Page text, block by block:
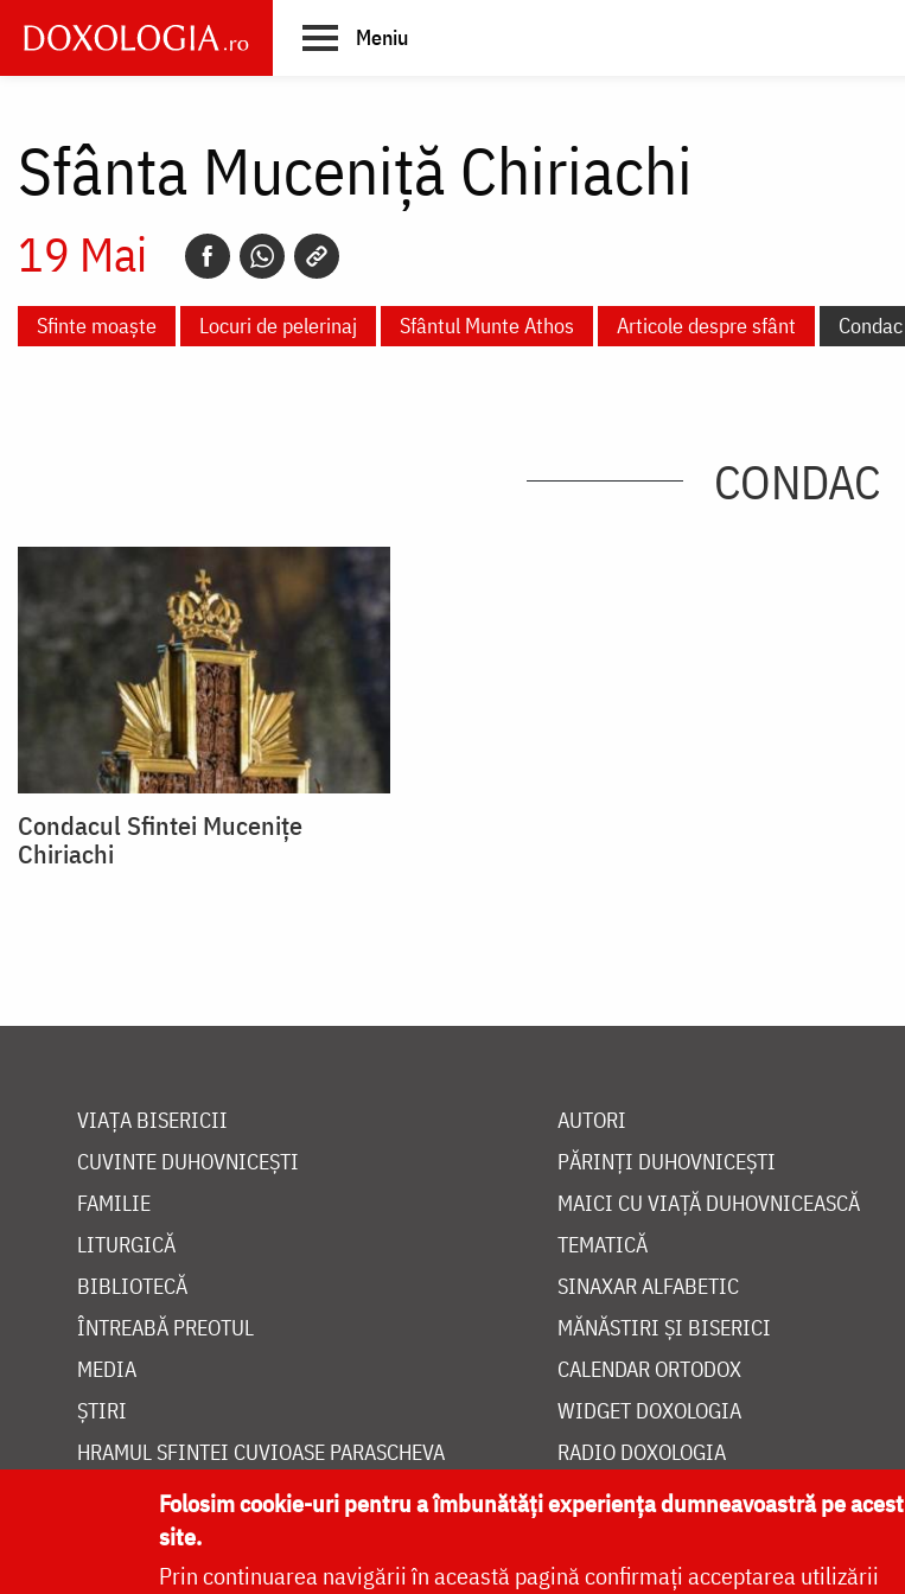
main
Meniu
Sfânta Muceniță Chiriachi
19 Mai
Sfinte moaște Locuri de pelerinaj Sfântul Munte Athos Articole despre sfânt Condac
CONDAC
Condacul Sfintei Mucenițe
Chiriachi
VIAȚA BISERICII
CUVINTE DUHOVNICEȘTI
FAMILIE
LITURGICĂ
BIBLIOTECĂ
ÎNTREABĂ PREOTUL
MEDIA
ȘTIRI
HRAMUL SFINTEI CUVIOASE PARASCHEVA
AUTORI
PĂRINȚI DUHOVNICEȘTI
MAICI CU VIAȚĂ DUHOVNICEASCĂ
TEMATICĂ
SINAXAR ALFABETIC
MĂNĂSTIRI ȘI BISERICI
CALENDAR ORTODOX
WIDGET DOXOLOGIA
RADIO DOXOLOGIA
Folosim cookie-uri pentru a îmbunătăți experiența dumneavoastră pe acest
site.
Prin continuarea navigării în această pagină confirmați acceptarea utilizării